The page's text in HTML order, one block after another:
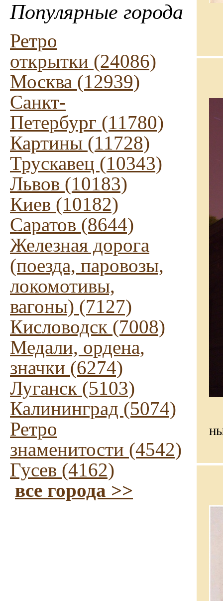
Популярные города
Ретро
открытки (24086)
Москва (12939)
Санкт-
Петербург (11780)
Картины (11728)
Трускавец (10343)
Львов (10183)
Киев (10182)
Саратов (8644)
Железная дорога
(поезда, паровозы,
локомотивы,
вагоны) (7127)
Кисловодск (7008)
Медали, ордена,
значки (6274)
Луганск (5103)
Калининград (5074)
Ретро
знаменитости (4542)
Гусев (4162)
все города >>